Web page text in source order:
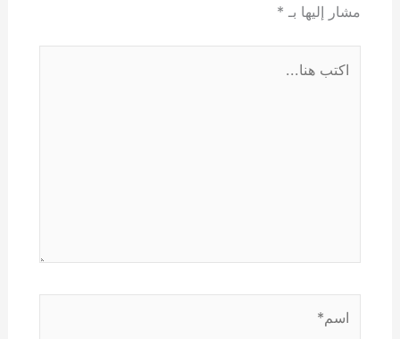
مشار إليها بـ *
هنا...